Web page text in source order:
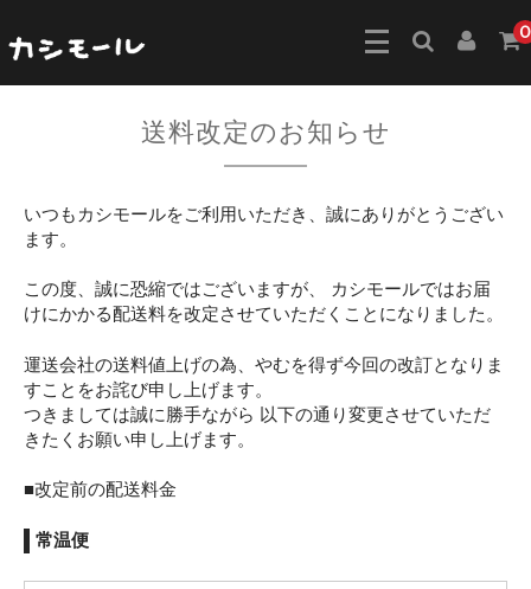
0
送料改定のお知らせ
いつもカシモールをご利用いただき、誠にありがとうござい
ます。
この度、誠に恐縮ではございますが、 カシモールではお届
けにかかる配送料を改定させていただくことになりました。
運送会社の送料値上げの為、やむを得ず今回の改訂となりま
すことをお詫び申し上げます。
つきましては誠に勝手ながら 以下の通り変更させていただ
きたくお願い申し上げます。
■改定前の配送料金
常温便